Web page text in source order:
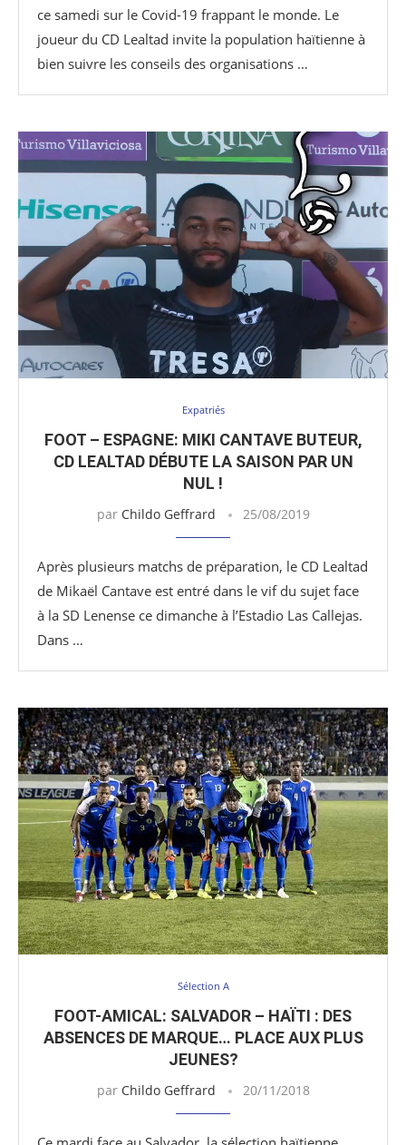
ce samedi sur le Covid-19 frappant le monde. Le
joueur du CD Lealtad invite la population haïtienne à
bien suivre les conseils des organisations …
Expatriés
FOOT – ESPAGNE: MIKI CANTAVE BUTEUR,
CD LEALTAD DÉBUTE LA SAISON PAR UN
NUL !
par Childo Geffrard 25/08/2019
Après plusieurs matchs de préparation, le CD Lealtad
de Mikaël Cantave est entré dans le vif du sujet face
à la SD Lenense ce dimanche à l’Estadio Las Callejas.
Dans …
Sélection A
FOOT-AMICAL: SALVADOR – HAÏTI : DES
ABSENCES DE MARQUE… PLACE AUX PLUS
JEUNES?
par Childo Geffrard 20/11/2018